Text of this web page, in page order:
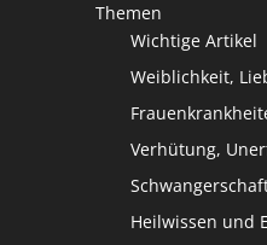
Themen
Wichtige Artikel
Weiblichkeit,
Verhütung,
Heilwissen und